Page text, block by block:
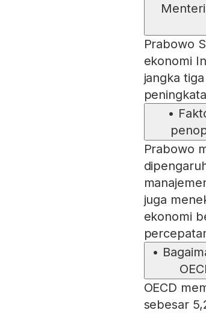
Prabowo
ekonomi
jangka
•
Prabowo
juga
ekonomi
•
OECD
sebesar